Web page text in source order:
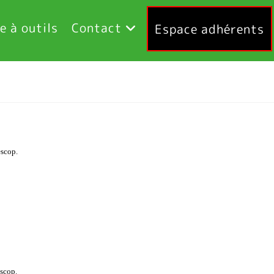
à outils Contact Espace adhérents